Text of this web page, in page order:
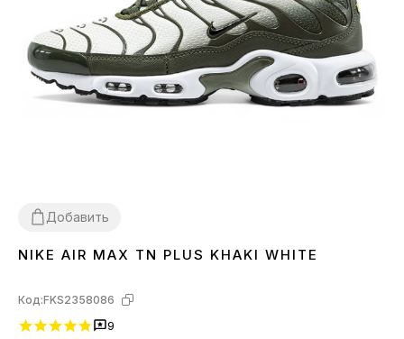
Добавить
4041
NIKE AIR MAX TN PLUS KHAKI WHITE
Код:FKS2358086
9